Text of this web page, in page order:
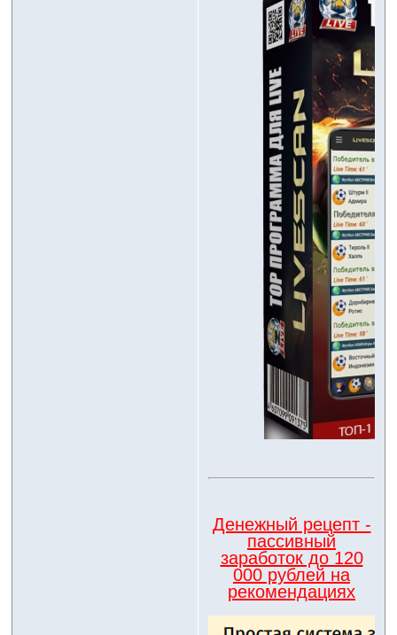
Денежный рецепт -
пассивный
заработок до 120
000 рублей на
рекомендациях